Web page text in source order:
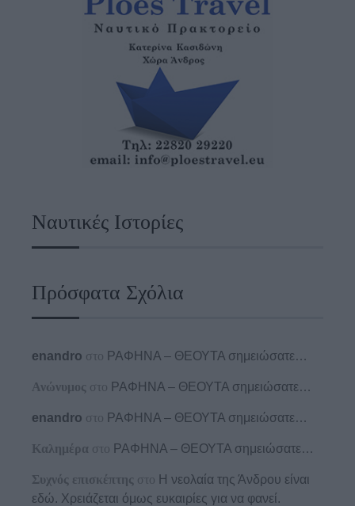
Ναυτικές Ιστορίες
Πρόσφατα Σχόλια
enandro στο ΡΑΦΗΝΑ – ΘΕΟΥΤΑ σημειώσατε…
Ανώνυμος στο ΡΑΦΗΝΑ – ΘΕΟΥΤΑ σημειώσατε…
enandro στο ΡΑΦΗΝΑ – ΘΕΟΥΤΑ σημειώσατε…
Καλημέρα στο ΡΑΦΗΝΑ – ΘΕΟΥΤΑ σημειώσατε…
Συχνός επισκέπτης στο Η νεολαία της Άνδρου είναι
εδώ. Χρειάζεται όμως ευκαιρίες για να φανεί.